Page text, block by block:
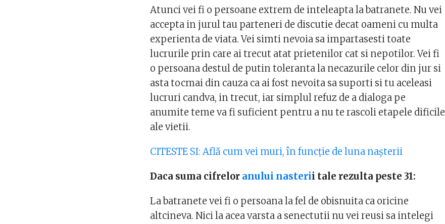
Atunci vei fi o persoane extrem de inteleapta la batranete. Nu vei
accepta in jurul tau parteneri de discutie decat oameni cu multa
experienta de viata. Vei simti nevoia sa impartasesti toate
lucrurile prin care ai trecut atat prietenilor cat si nepotilor. Vei fi
o persoana destul de putin toleranta la necazurile celor din jur si
asta tocmai din cauza ca ai fost nevoita sa suporti si tu aceleasi
lucruri candva, in trecut, iar simplul refuz de a dialoga pe
anumite teme va fi suficient pentru a nu te rascoli etapele dificile
ale vietii.
CITESTE SI: Află cum vei muri, în funcţie de luna naşterii
Daca suma cifrelor anului nasterii tale rezulta peste 31:
La batranete vei fi o persoana la fel de obisnuita ca oricine
altcineva. Nici la acea varsta a senectutii nu vei reusi sa intelegi